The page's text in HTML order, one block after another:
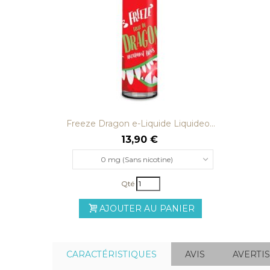
Freeze Dragon e-Liquide Liquideo...
13,90 €
0 mg (Sans nicotine)
Qté
AJOUTER AU PANIER
CARACTÉRISTIQUES AVIS